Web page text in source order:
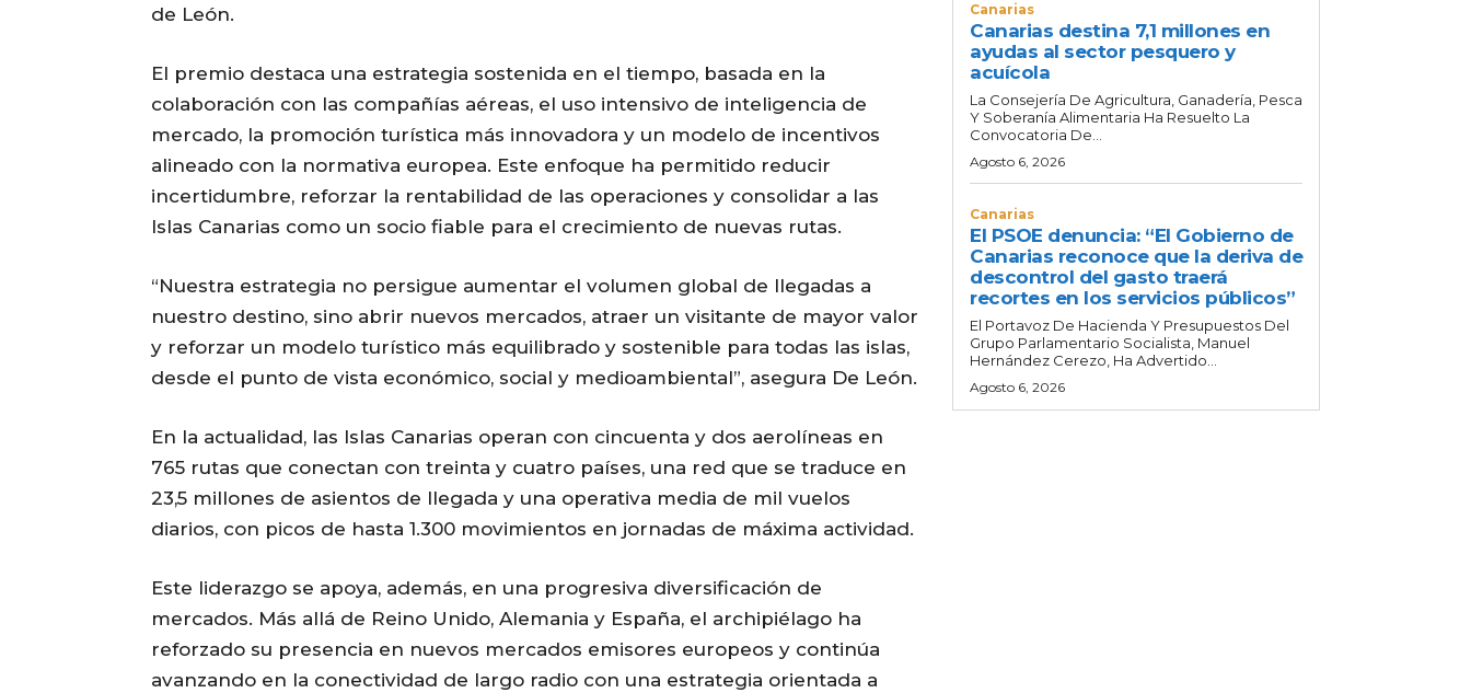
de León.
El premio destaca una estrategia sostenida en el tiempo, basada en la
colaboración con las compañías aéreas, el uso intensivo de inteligencia de
mercado, la promoción turística más innovadora y un modelo de incentivos
alineado con la normativa europea. Este enfoque ha permitido reducir
incertidumbre, reforzar la rentabilidad de las operaciones y consolidar a las
Islas Canarias como un socio fiable para el crecimiento de nuevas rutas.
“Nuestra estrategia no persigue aumentar el volumen global de llegadas a
nuestro destino, sino abrir nuevos mercados, atraer un visitante de mayor valor
y reforzar un modelo turístico más equilibrado y sostenible para todas las islas,
desde el punto de vista económico, social y medioambiental”, asegura De León.
En la actualidad, las Islas Canarias operan con cincuenta y dos aerolíneas en
765 rutas que conectan con treinta y cuatro países, una red que se traduce en
23,5 millones de asientos de llegada y una operativa media de mil vuelos
diarios, con picos de hasta 1.300 movimientos en jornadas de máxima actividad.
Este liderazgo se apoya, además, en una progresiva diversificación de
mercados. Más allá de Reino Unido, Alemania y España, el archipiélago ha
reforzado su presencia en nuevos mercados emisores europeos y continúa
avanzando en la conectividad de largo radio con una estrategia orientada a
Canarias
Canarias destina 7,1 millones en
ayudas al sector pesquero y
acuícola
La Consejería De Agricultura, Ganadería, Pesca
Y Soberanía Alimentaria Ha Resuelto La
Convocatoria De...
Agosto 6, 2026
Canarias
El PSOE denuncia: “El Gobierno de
Canarias reconoce que la deriva de
descontrol del gasto traerá
recortes en los servicios públicos”
El Portavoz De Hacienda Y Presupuestos Del
Grupo Parlamentario Socialista, Manuel
Hernández Cerezo, Ha Advertido...
Agosto 6, 2026